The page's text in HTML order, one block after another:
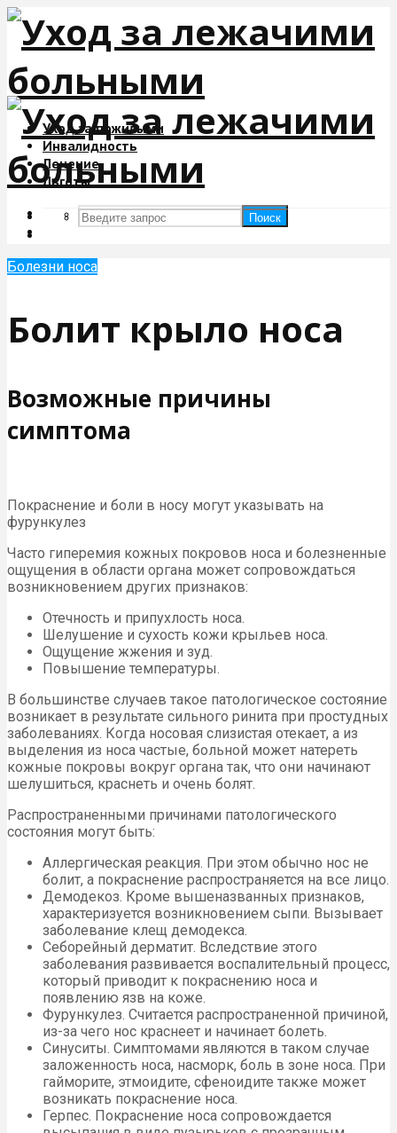
Уход за пожилыми
Инвалидность
Лечение
Льготы
Поиск
Поиск
Болезни носа
Болит крыло носа
Возможные причины
симптома
Покраснение и боли в носу могут указывать на
фурункулез
Часто гиперемия кожных покровов носа и болезненные
ощущения в области органа может сопровождаться
возникновением других признаков:
Отечность и припухлость носа.
Шелушение и сухость кожи крыльев носа.
Ощущение жжения и зуд.
Повышение температуры.
В большинстве случаев такое патологическое состояние
возникает в результате сильного ринита при простудных
заболеваниях. Когда носовая слизистая отекает, а из
выделения из носа частые, больной может натереть
кожные покровы вокруг органа так, что они начинают
шелушиться, краснеть и очень болят.
Распространенными причинами патологического
состояния могут быть:
Аллергическая реакция. При этом обычно нос не
болит, а покраснение распространяется на все лицо.
Демодекоз. Кроме вышеназванных признаков,
характеризуется возникновением сыпи. Вызывает
заболевание клещ демодекса.
Себорейный дерматит. Вследствие этого
заболевания развивается воспалительный процесс,
который приводит к покраснению носа и
появлению язв на коже.
Фурункулез. Считается распространенной причиной,
из-за чего нос краснеет и начинает болеть.
Синуситы. Симптомами являются в таком случае
заложенность носа, насморк, боль в зоне носа. При
гайморите, этмоидите, сфеноидите также может
возникать покраснение носа.
Герпес. Покраснение носа сопровождается